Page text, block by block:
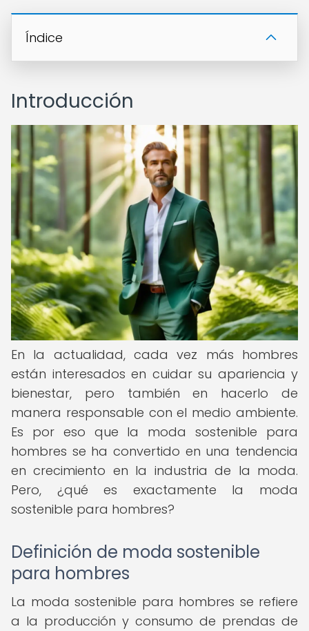
Índice
Introducción
En la actualidad, cada vez más hombres
están interesados en cuidar su apariencia y
bienestar, pero también en hacerlo de
manera responsable con el medio ambiente.
Es por eso que la moda sostenible para
hombres se ha convertido en una tendencia
en crecimiento en la industria de la moda.
Pero, ¿qué es exactamente la moda
sostenible para hombres?
Definición de moda sostenible
para hombres
La moda sostenible para hombres se refiere
a la producción y consumo de prendas de